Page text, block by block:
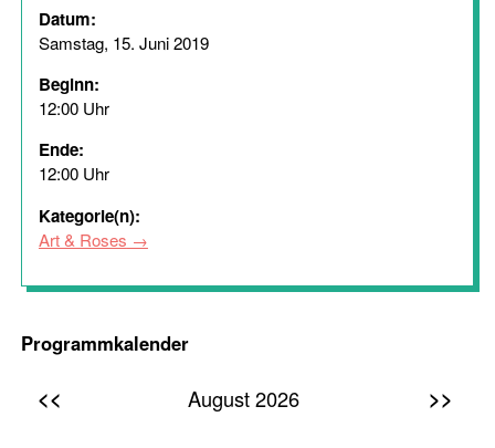
Datum:
Samstag, 15. Juni 2019
Beginn:
12:00 Uhr
Ende:
12:00 Uhr
Kategorie(n):
Art & Roses
Programmkalender
<< August 2026 >>